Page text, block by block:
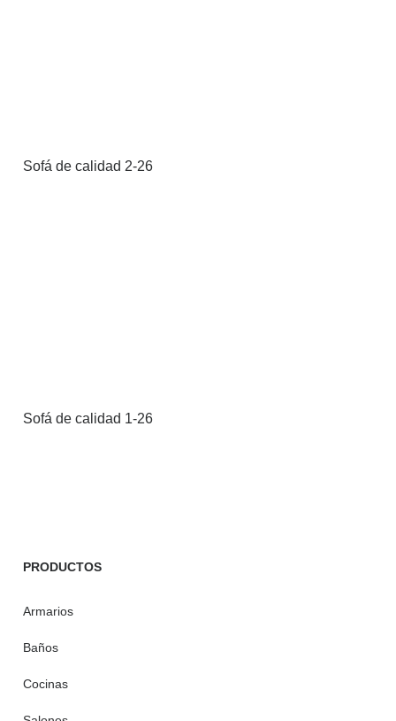
Sofá de calidad 2-26
Sofá de calidad 1-26
PRODUCTOS
Armarios
Baños
Cocinas